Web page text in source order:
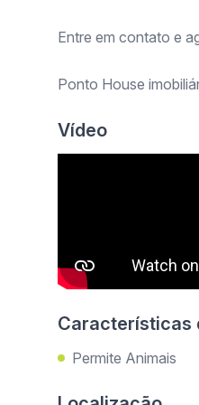
Entre em contato e
Ponto House
Vídeo
Características
Permite Animais